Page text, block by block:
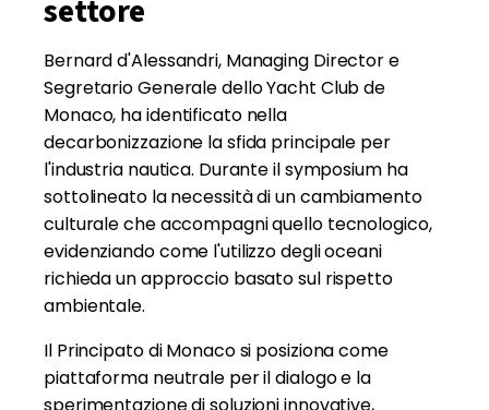
settore
Bernard d'Alessandri, Managing Director e
Segretario Generale dello Yacht Club de
Monaco, ha identificato nella
decarbonizzazione la sfida principale per
l'industria nautica. Durante il symposium ha
sottolineato la necessità di un cambiamento
culturale che accompagni quello tecnologico,
evidenziando come l'utilizzo degli oceani
richieda un approccio basato sul rispetto
ambientale.
Il Principato di Monaco si posiziona come
piattaforma neutrale per il dialogo e la
sperimentazione di soluzioni innovative,